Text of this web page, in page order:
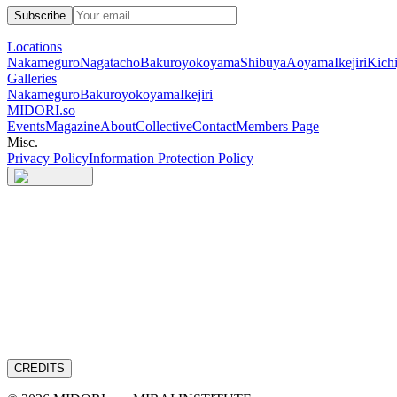
Subscribe
Locations
NakameguroNagatachoBakuroyokoyamaShibuyaAoyamaIkejiri
Galleries
NakameguroBakuroyokoyamaIkejiri
MIDORI.so
EventsMagazineAboutCollectiveContactMembers Page
Misc.
Privacy PolicyInformation Protection Policy
CREDITS